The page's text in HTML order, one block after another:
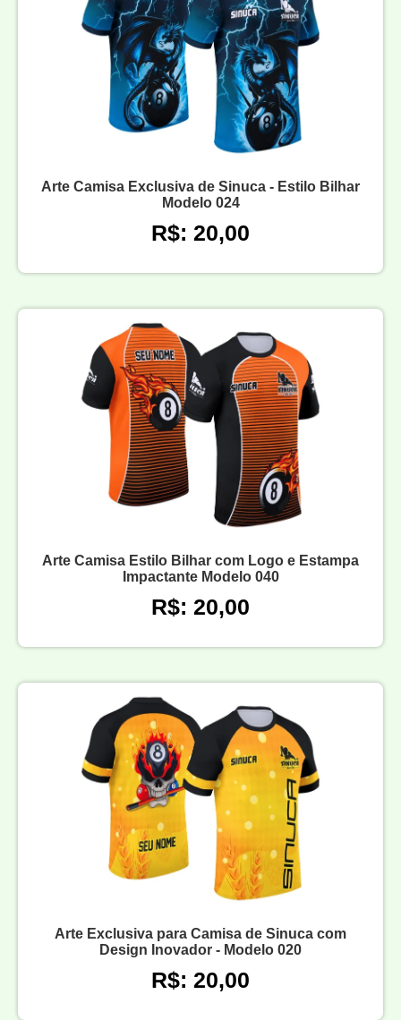
Arte Camisa Exclusiva de Sinuca - Estilo Bilhar
Modelo 024
R$: 20,00
Arte Camisa Estilo Bilhar com Logo e Estampa
Impactante Modelo 040
R$: 20,00
Arte Exclusiva para Camisa de Sinuca com
Design Inovador - Modelo 020
R$: 20,00